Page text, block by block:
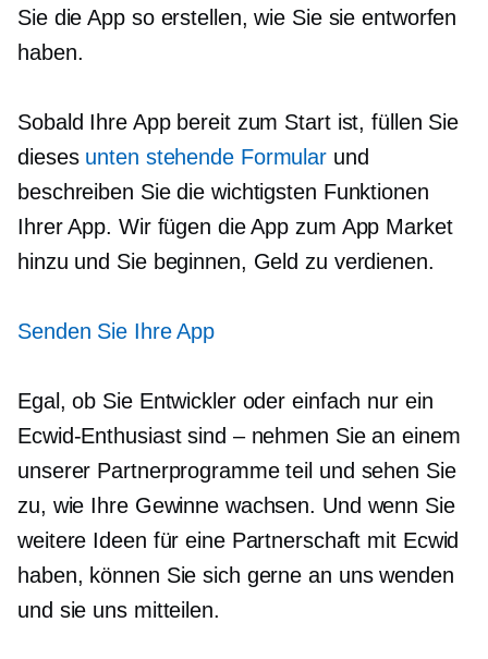
Sie die App so erstellen, wie Sie sie entworfen
haben.
Sobald Ihre App bereit zum Start ist, füllen Sie
dieses unten stehende Formular und
beschreiben Sie die wichtigsten Funktionen
Ihrer App. Wir fügen die App zum App Market
hinzu und Sie beginnen, Geld zu verdienen.
Senden Sie Ihre App
Egal, ob Sie Entwickler oder einfach nur ein
Ecwid-Enthusiast sind – nehmen Sie an einem
unserer Partnerprogramme teil und sehen Sie
zu, wie Ihre Gewinne wachsen. Und wenn Sie
weitere Ideen für eine Partnerschaft mit Ecwid
haben, können Sie sich gerne an uns wenden
und sie uns mitteilen.